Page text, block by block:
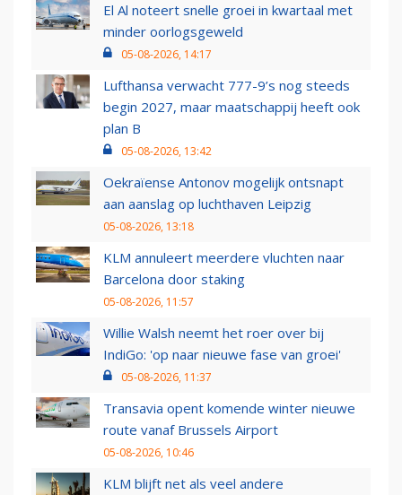
El Al noteert snelle groei in kwartaal met
minder oorlogsgeweld
05-08-2026, 14:17
Lufthansa verwacht 777-9’s nog steeds
begin 2027, maar maatschappij heeft ook
plan B
05-08-2026, 13:42
Oekraïense Antonov mogelijk ontsnapt
aan aanslag op luchthaven Leipzig
05-08-2026, 13:18
KLM annuleert meerdere vluchten naar
Barcelona door staking
05-08-2026, 11:57
Willie Walsh neemt het roer over bij
IndiGo: 'op naar nieuwe fase van groei'
05-08-2026, 11:37
Transavia opent komende winter nieuwe
route vanaf Brussels Airport
05-08-2026, 10:46
KLM blijft net als veel andere